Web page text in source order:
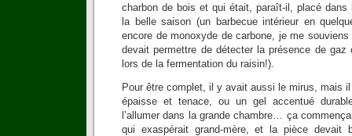
charbon de bois et qui était, paraît-il, placé dans
la belle saison (un barbecue intérieur en
encore de monoxyde de carbone, je me
devait permettre de détecter la présence de gaz
lors de la fermentation du raisin!).
Pour être complet, il y avait aussi le mirus, mais
épaisse et tenace, ou un gel accentué
l’allumer dans la grande chambre… ça
qui exaspérait grand-mère, et la pièce devait